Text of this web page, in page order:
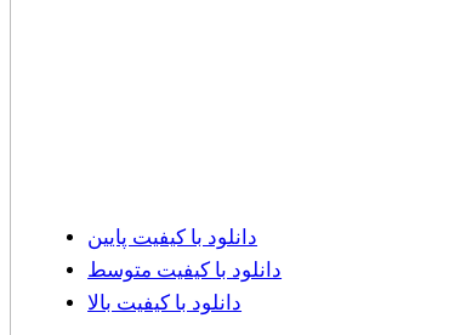
دانلود با کیفیت پایین
دانلود با کیفیت متوسط
دانلود با کیفیت بالا